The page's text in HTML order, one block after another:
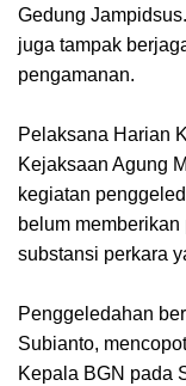
Gedung
juga tampak
pengamanan.
Pelaksana Harian
Kejaksaan Agung
kegiatan
belum
substansi perkara
Penggeledahan
Subianto,
Kepala BGN pada